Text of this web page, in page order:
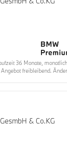
36 Monate,
freibleibend.
& Co.KG